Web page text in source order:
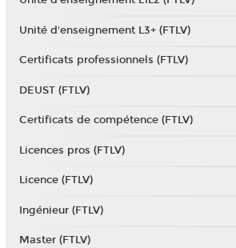
Unité d'enseignement L3+ (FTLV)
Certificats professionnels (FTLV)
DEUST (FTLV)
Certificats de compétence (FTLV)
Licences pros (FTLV)
Licence (FTLV)
Ingénieur (FTLV)
Master (FTLV)